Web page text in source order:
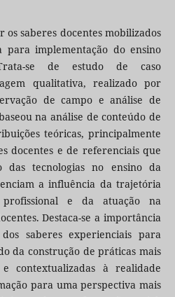
os saberes docentes mobilizados
para implementação do ensino
se de estudo de caso
qualitativa, realizado por
de campo e análise de
na análise de conteúdo de
teóricas, principalmente
docentes e de referenciais que
das tecnologias no ensino da
a influência da trajetória
e da atuação na
Destaca-se a importância
saberes experienciais para
da construção de práticas mais
contextualizadas à realidade
para uma perspectiva mais